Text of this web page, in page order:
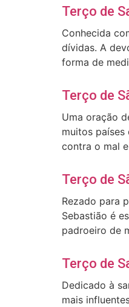
Terço de
Conhecida
dívidas. A
forma de
Terço de
Uma oração
muitos
contra o mal
Terço de
Rezado para
Sebastião é
padroeiro de
Terço de
Dedicado à
mais